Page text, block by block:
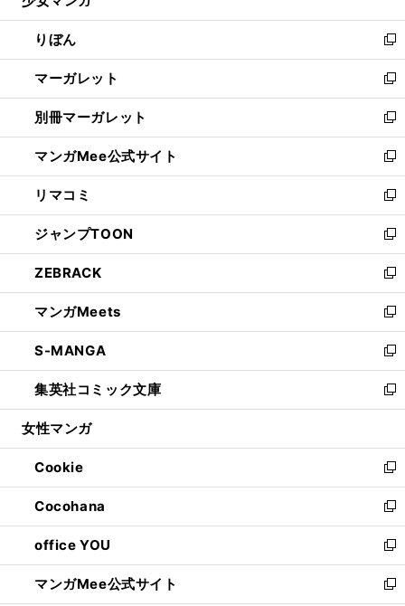
開
く
ウ
で
開
く
ン
ド
ウ
で
開
く
ウ
ィ
ン
ド
ウ
で
開
く
りぼん
新
し
い
ウ
ィ
ン
ド
ウ
で
開
く
マーガレット
新
し
い
ウ
ィ
ン
ド
ウ
で
開
く
別冊マーガレット
新
し
い
ウ
ィ
ン
ド
ウ
で
開
く
マンガMee公式サイト
新
し
い
ウ
ィ
ン
ド
ウ
で
開
く
リマコミ
新
し
い
ウ
ィ
ン
ド
ウ
で
開
く
ジャンプTOON
新
し
い
ウ
ィ
ン
ド
ウ
で
開
ZEBRACK
新
し
い
ウ
ィ
ン
ド
ウ
開
く
マンガMeets
新
し
い
ウ
ィ
ン
ウ
で
開
く
S-MANGA
新
し
い
ウ
ン
ド
ウ
で
開
く
集英社コミック文庫
新
し
ウ
ィ
ン
ド
ウ
で
開
く
女性マンガ
Cookie
新
し
い
ウ
ィ
ン
ド
Cocohana
新
し
い
ウ
ィ
office YOU
新
し
い
マンガMee公式サイト
新